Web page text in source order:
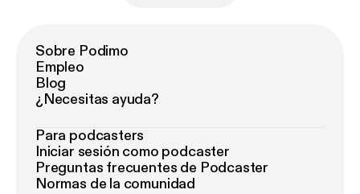
Sobre Podimo
Empleo
Blog
¿Necesitas ayuda?
Para podcasters
Iniciar sesión como podcaster
Preguntas frecuentes de Podcaster
Normas de la comunidad